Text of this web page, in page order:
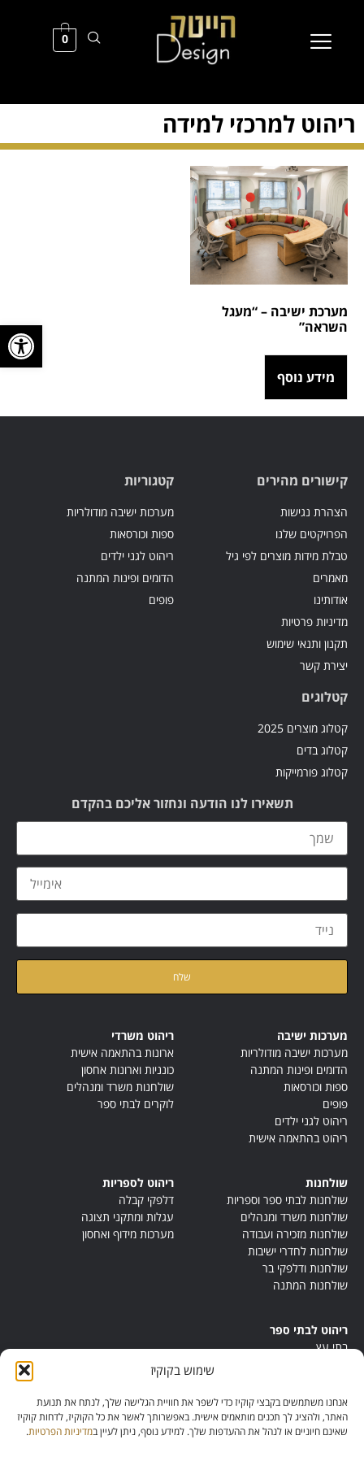
פתח
שימוש בקוקיז
אנחנו משתמשים בקבצי קוקיז כדי לשפר את חוויית הגלישה שלך, לנתח את תנועת
האתר, ולהציג לך תכנים מותאמים אישית. באפשרותך לאשר את כל הקוקיז, לדחות קוקיז
שאינם חיוניים או לנהל את ההעדפות שלך. למידע נוסף, ניתן לעיין במדיניות הפרטיות.
0
ריהוט למרכזי למידה
מערכת ישיבה – “מעגל
השראה”
מידע נוסף
קישורים מהירים
הצהרת נגישות
הפרויקטים שלנו
טבלת מידות מוצרים לפי גיל
מאמרים
אודותינו
מדיניות פרטיות
תקנון ותנאי שימוש
יצירת קשר
קטגוריות
מערכות ישיבה מודולריות
ספות וכורסאות
ריהוט לגני ילדים
הדומים ופינות המתנה
פופים
קטלוגים
קטלוג מוצרים 2025
קטלוג בדים
קטלוג פורמייקות
תשאירו לנו הודעה ונחזור אליכם בהקדם
מערכות ישיבה
מערכות ישיבה מודולריות
הדומים ופינות המתנה
ספות וכורסאות
פופים
ריהוט לגני ילדים
ריהוט בהתאמה אישית
ריהוט משרדי
ארונות בהתאמה אישית
כונניות וארונות אחסון
שולחנות משרד ומנהלים
לוקרים לבתי ספר
שולחנות
שולחנות לבתי ספר וספריות
שולחנות משרד ומנהלים
שולחנות מזכירה ועבודה
שולחנות לחדרי ישיבות
שולחנות ודלפקי בר
שולחנות המתנה
ריהוט לספריות
דלפקי קבלה
עגלות ומתקני תצוגה
מערכות מידוף ואחסון
ריהוט לבתי ספר
בתי עץ
ריהוט מונטסורי
ריהוט אנתרופוסופי